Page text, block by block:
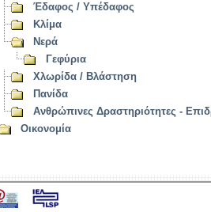
Έδαφος / Υπέδαφος
Κλίμα
Νερά
Γεφύρια
Χλωρίδα / Βλάστηση
Πανίδα
Ανθρώπινες Δραστηριότητες -
Οικονομία